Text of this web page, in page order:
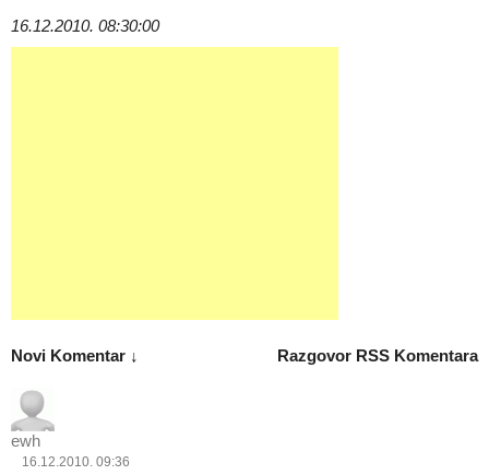
16.12.2010. 08:30:00
Razgovor RSS Komentara
Novi Komentar ↓
ewh
16.12.2010. 09:36